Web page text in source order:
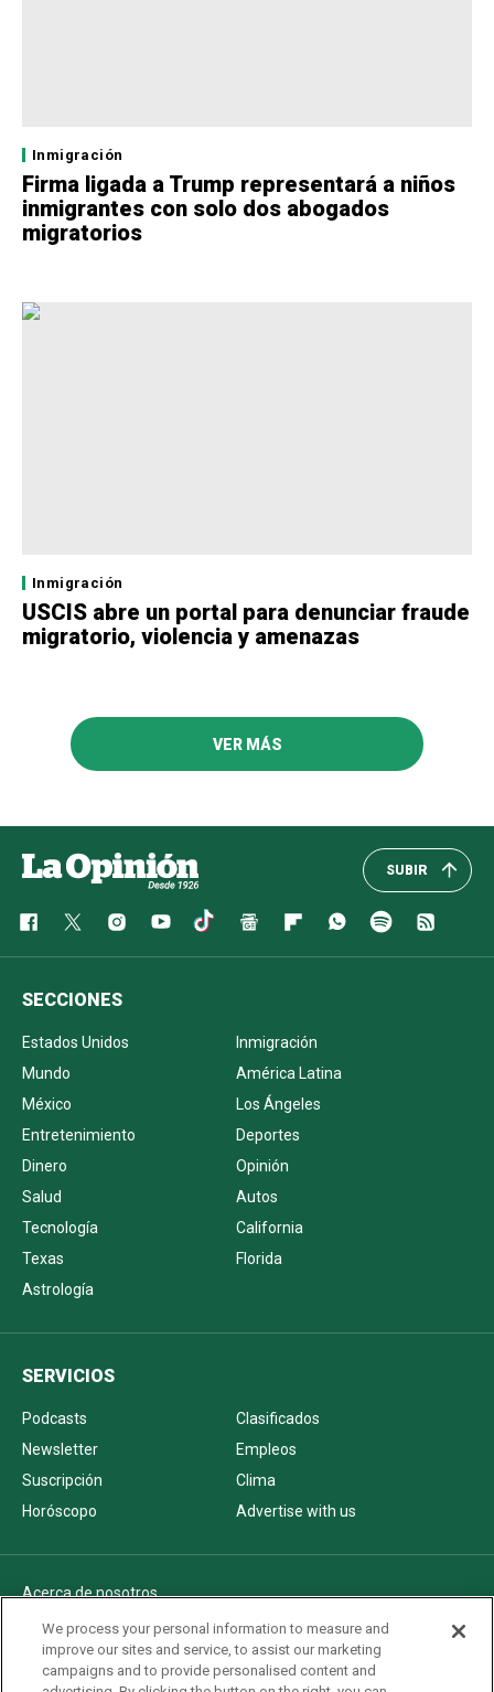
Inmigración
Firma ligada a Trump representará a niños
inmigrantes con solo dos abogados
migratorios
Inmigración
USCIS abre un portal para denunciar fraude
migratorio, violencia y amenazas
VER MÁS
SUBIR
SECCIONES
Estados Unidos
Inmigración
Mundo
América Latina
México
Los Ángeles
Entretenimiento
Deportes
Dinero
Opinión
Salud
Autos
Tecnología
California
Texas
Florida
Astrología
SERVICIOS
Podcasts
Clasificados
Newsletter
Empleos
Suscripción
Clima
Horóscopo
Advertise with us
Acerca de nosotros
Politica de privacidad
Pautas Editoriales
AdChoices
We process your personal information to measure and
improve our sites and service, to assist our marketing
campaigns and to provide personalised content and